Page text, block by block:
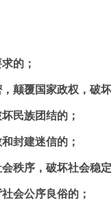
的；
颠覆国家政权，破
民族团结的；
封建迷信的；
秩序，破坏社会稳
会公序良俗的；